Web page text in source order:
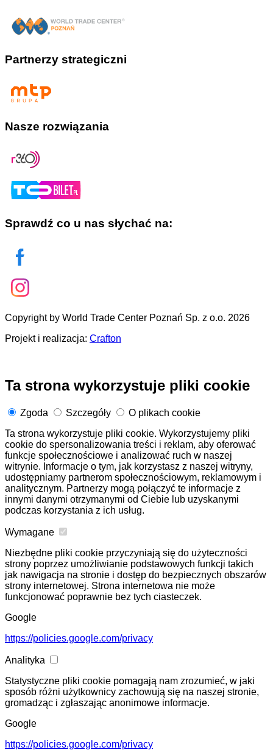
Partnerzy strategiczni
Nasze rozwiązania
Sprawdź co u nas słychać na:
Copyright by World Trade Center Poznań Sp. z o.o. 2026
Projekt i realizacja: Crafton
Ta strona wykorzystuje pliki cookie
Zgoda Szczegóły
O plikach cookie
Ta strona wykorzystuje pliki cookie. Wykorzystujemy pliki
cookie do spersonalizowania treści i reklam, aby oferować
funkcje społecznościowe i analizować ruch w naszej
witrynie. Informacje o tym, jak korzystasz z naszej witryny,
udostępniamy partnerom społecznościowym, reklamowym i
analitycznym. Partnerzy mogą połączyć te informacje z
innymi danymi otrzymanymi od Ciebie lub uzyskanymi
podczas korzystania z ich usług.
Wymagane
Niezbędne pliki cookie przyczyniają się do użyteczności
strony poprzez umożliwianie podstawowych funkcji takich
jak nawigacja na stronie i dostęp do bezpiecznych obszarów
strony internetowej. Strona internetowa nie może
funkcjonować poprawnie bez tych ciasteczek.
Google
https://policies.google.com/privacy
Analityka
Statystyczne pliki cookie pomagają nam zrozumieć, w jaki
sposób różni użytkownicy zachowują się na naszej stronie,
gromadząc i zgłaszając anonimowe informacje.
Google
https://policies.google.com/privacy